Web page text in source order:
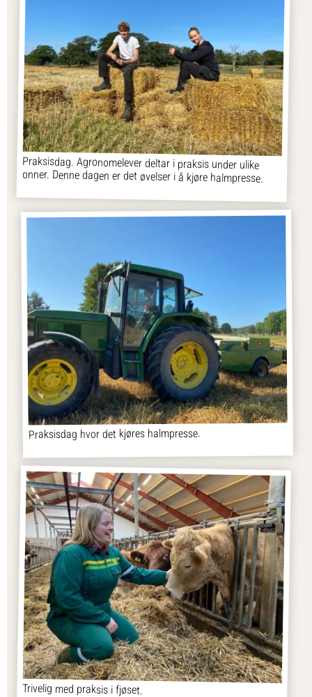
Praksisdag. Agronomelever deltar i praksis under ulike
onner. Denne dagen er det øvelser i å kjøre halmpresse.
Praksisdag hvor det kjøres halmpresse.
Trivelig med praksis i fjøset.